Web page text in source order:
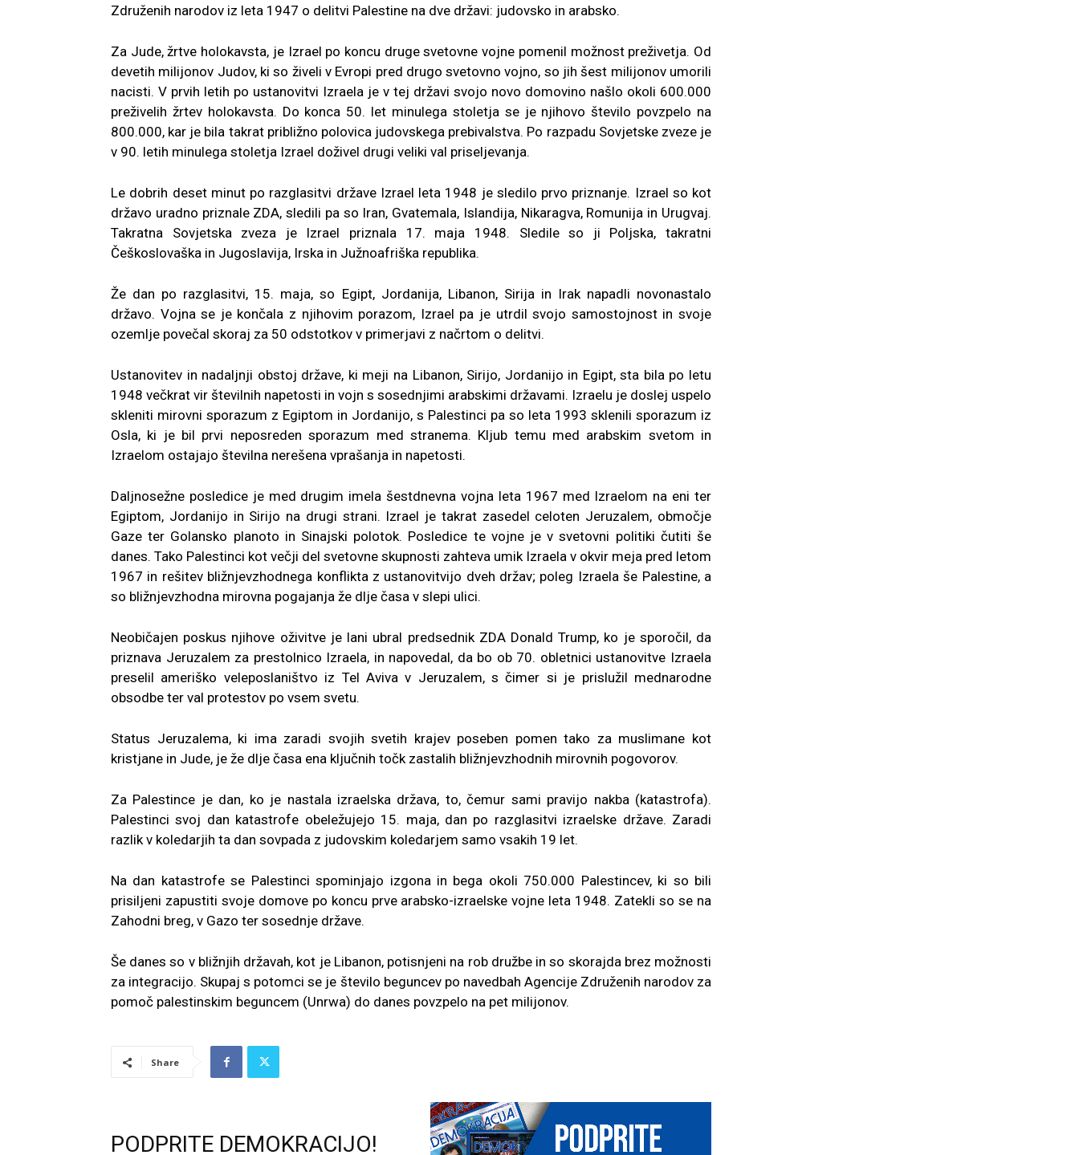
Združenih narodov iz leta 1947 o delitvi Palestine na dve državi: judovsko in arabsko.
Za Jude, žrtve holokavsta, je Izrael po koncu druge svetovne vojne pomenil možnost preživetja. Od
devetih milijonov Judov, ki so živeli v Evropi pred drugo svetovno vojno, so jih šest milijonov umorili
nacisti. V prvih letih po ustanovitvi Izraela je v tej državi svojo novo domovino našlo okoli 600.000
preživelih žrtev holokavsta. Do konca 50. let minulega stoletja se je njihovo število povzpelo na
800.000, kar je bila takrat približno polovica judovskega prebivalstva. Po razpadu Sovjetske zveze je
v 90. letih minulega stoletja Izrael doživel drugi veliki val priseljevanja.
Le dobrih deset minut po razglasitvi države Izrael leta 1948 je sledilo prvo priznanje. Izrael so kot
državo uradno priznale ZDA, sledili pa so Iran, Gvatemala, Islandija, Nikaragva, Romunija in Urugvaj.
Takratna Sovjetska zveza je Izrael priznala 17. maja 1948. Sledile so ji Poljska, takratni
Češkoslovaška in Jugoslavija, Irska in Južnoafriška republika.
Že dan po razglasitvi, 15. maja, so Egipt, Jordanija, Libanon, Sirija in Irak napadli novonastalo
državo. Vojna se je končala z njihovim porazom, Izrael pa je utrdil svojo samostojnost in svoje
ozemlje povečal skoraj za 50 odstotkov v primerjavi z načrtom o delitvi.
Ustanovitev in nadaljnji obstoj države, ki meji na Libanon, Sirijo, Jordanijo in Egipt, sta bila po letu
1948 večkrat vir številnih napetosti in vojn s sosednjimi arabskimi državami. Izraelu je doslej uspelo
skleniti mirovni sporazum z Egiptom in Jordanijo, s Palestinci pa so leta 1993 sklenili sporazum iz
Osla, ki je bil prvi neposreden sporazum med stranema. Kljub temu med arabskim svetom in
Izraelom ostajajo številna nerešena vprašanja in napetosti.
Daljnosežne posledice je med drugim imela šestdnevna vojna leta 1967 med Izraelom na eni ter
Egiptom, Jordanijo in Sirijo na drugi strani. Izrael je takrat zasedel celoten Jeruzalem, območje
Gaze ter Golansko planoto in Sinajski polotok. Posledice te vojne je v svetovni politiki čutiti še
danes. Tako Palestinci kot večji del svetovne skupnosti zahteva umik Izraela v okvir meja pred letom
1967 in rešitev bližnjevzhodnega konflikta z ustanovitvijo dveh držav; poleg Izraela še Palestine, a
so bližnjevzhodna mirovna pogajanja že dlje časa v slepi ulici.
Neobičajen poskus njihove oživitve je lani ubral predsednik ZDA Donald Trump, ko je sporočil, da
priznava Jeruzalem za prestolnico Izraela, in napovedal, da bo ob 70. obletnici ustanovitve Izraela
preselil ameriško veleposlaništvo iz Tel Aviva v Jeruzalem, s čimer si je prislužil mednarodne
obsodbe ter val protestov po vsem svetu.
Status Jeruzalema, ki ima zaradi svojih svetih krajev poseben pomen tako za muslimane kot
kristjane in Jude, je že dlje časa ena ključnih točk zastalih bližnjevzhodnih mirovnih pogovorov.
Za Palestince je dan, ko je nastala izraelska država, to, čemur sami pravijo nakba (katastrofa).
Palestinci svoj dan katastrofe obeležujejo 15. maja, dan po razglasitvi izraelske države. Zaradi
razlik v koledarjih ta dan sovpada z judovskim koledarjem samo vsakih 19 let.
Na dan katastrofe se Palestinci spominjajo izgona in bega okoli 750.000 Palestincev, ki so bili
prisiljeni zapustiti svoje domove po koncu prve arabsko-izraelske vojne leta 1948. Zatekli so se na
Zahodni breg, v Gazo ter sosednje države.
Še danes so v bližnjih državah, kot je Libanon, potisnjeni na rob družbe in so skorajda brez možnosti
za integracijo. Skupaj s potomci se je število beguncev po navedbah Agencije Združenih narodov za
pomoč palestinskim beguncem (Unrwa) do danes povzpelo na pet milijonov.
Share
PODPRITE DEMOKRACIJO!